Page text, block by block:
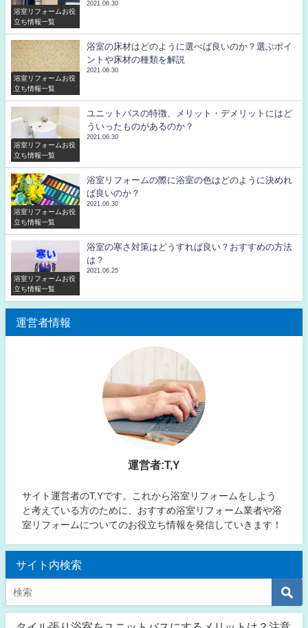
浴室リフォームお役
立ち情報一覧
2021.06.30
浴室リフォームお役
立ち情報一覧
浴室の床材はどのように選べば良いのか？選ぶポイ
ントや床材の種類を解説
2021.06.30
浴室リフォームお役
立ち情報一覧
ユニットバスの特徴、メリット・デメリットにはど
ういったものがあるのか？
2021.06.30
浴室リフォームお役
立ち情報一覧
浴室リフォームの際に浴室の色はどのように決めれ
ば良いのか？
2021.06.30
浴室リフォームお役
立ち情報一覧
浴室の寒さ対策はどうすれば良い？おすすめの方法
は？
2021.06.25
運営者情報
運営者:T,Y
サイト運営者のT,Yです。これから浴室リフォームをしよう
と考えている方のために、おすすめ浴室リフォーム業者や浴
室リフォームについてのお役立ち情報を発信していきます！
サイト内検索